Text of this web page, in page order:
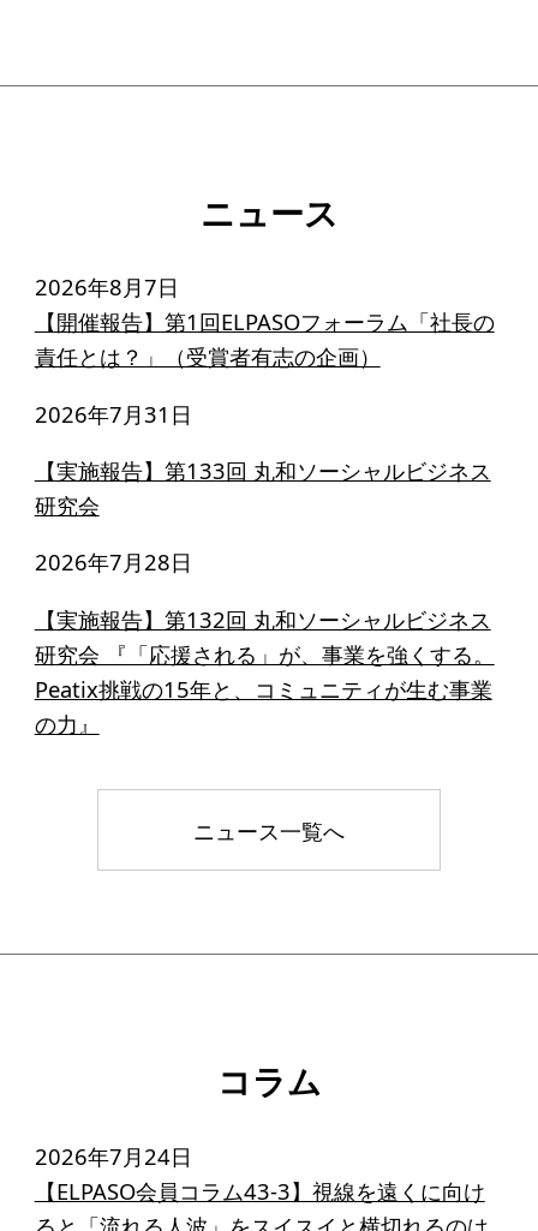
コラム
ニュース
2026年8月7日
【開催報告】第1回ELPASOフォーラム「社長の
責任とは？」（受賞者有志の企画）
2026年7月31日
【実施報告】第133回 丸和ソーシャルビジネス
研究会
2026年7月28日
【実施報告】第132回 丸和ソーシャルビジネス
研究会 『「応援される」が、事業を強くする。
Peatix挑戦の15年と、コミュニティが生む事業
の力』
ニュース一覧へ
コラム
2026年7月24日
【ELPASO会員コラム43-3】視線を遠くに向け